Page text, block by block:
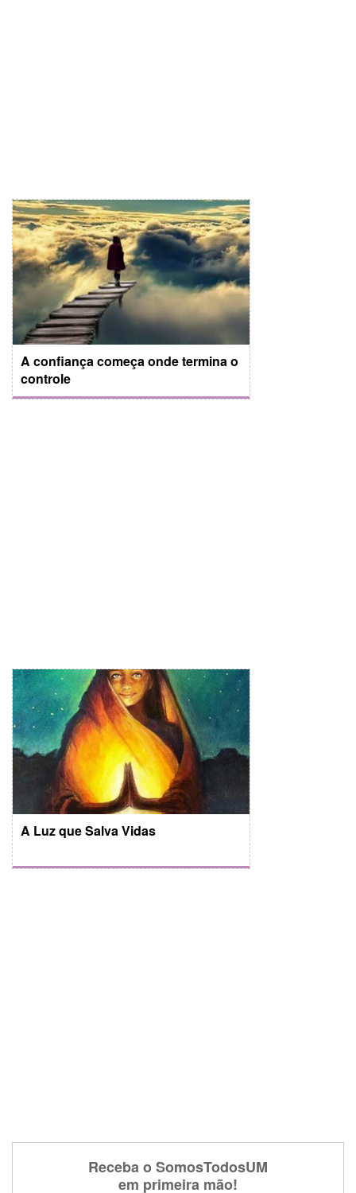
A confiança começa onde termina o
controle
A Luz que Salva Vidas
Receba o SomosTodosUM
em primeira mão!